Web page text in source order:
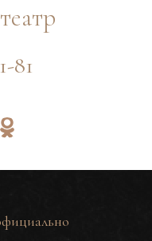
81